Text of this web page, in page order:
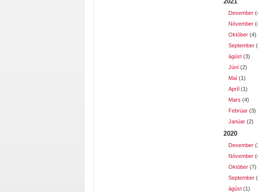
Desember
Nóvember
Október (4)
September
ágúst (3)
Júní (2)
Maí (1)
Apríl (1)
Mars (4)
Febrúar (3)
Janúar (2)
2020
Desember
Nóvember
Október (7)
September
ágúst (1)